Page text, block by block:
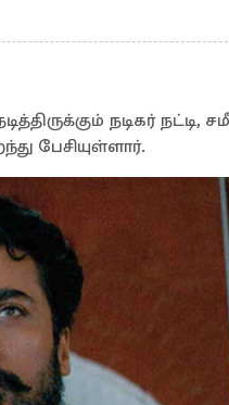
நடிகர் நட்டி,
பேசியுள்ளார்.